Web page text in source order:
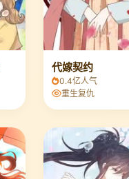
代嫁契约
0.4亿人气
重生复仇